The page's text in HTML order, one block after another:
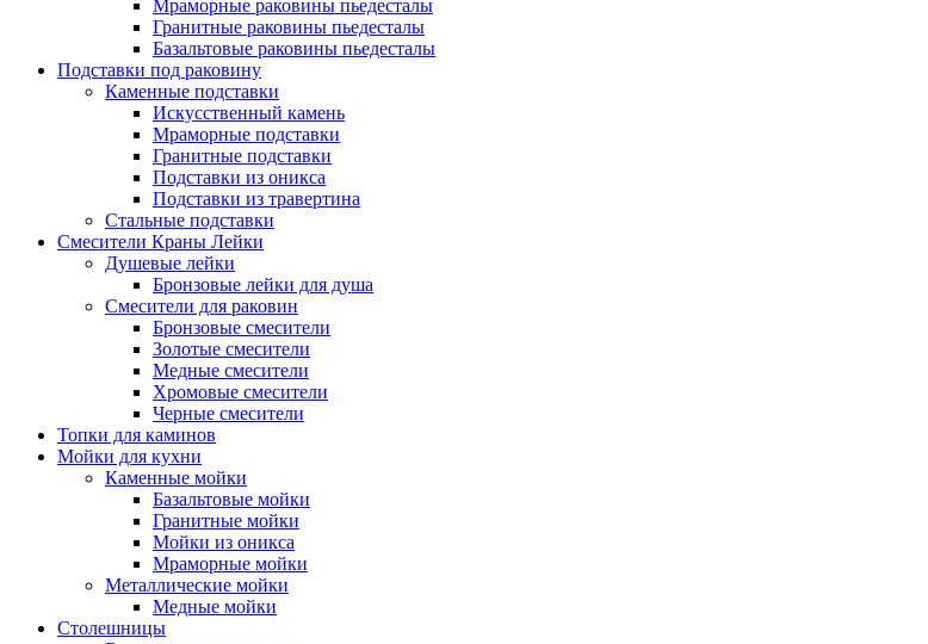
Мраморные раковины пьедесталы
Гранитные раковины пьедесталы
Базальтовые раковины пьедесталы
Подставки под раковину
Каменные подставки
Искусственный камень
Мраморные подставки
Гранитные подставки
Подставки из оникса
Подставки из травертина
Стальные подставки
Смесители Краны Лейки
Душевые лейки
Бронзовые лейки для душа
Смесители для раковин
Бронзовые смесители
Золотые смесители
Медные смесители
Хромовые смесители
Черные смесители
Топки для каминов
Мойки для кухни
Каменные мойки
Базальтовые мойки
Гранитные мойки
Мойки из оникса
Мраморные мойки
Металлические мойки
Медные мойки
Столешницы